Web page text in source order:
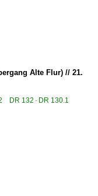
Alte Flur) // 21.
DR 132 · DR 130.1